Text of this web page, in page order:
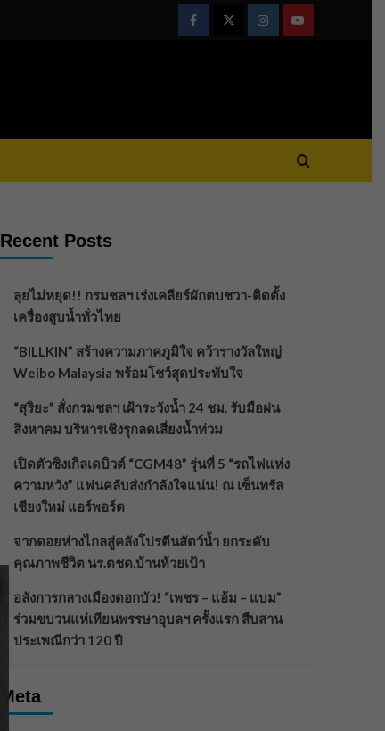
FacebookTwitterInstagramYoutube
Recent Posts
ลุยไม่หยุด!! กรมชลฯ เร่งเคลียร์ผักตบชวา-ติดตั้ง
เครื่องสูบน้ำทั่วไทย
“BILLKIN” สร้างความภาคภูมิใจ คว้ารางวัลใหญ่
Weibo Malaysia พร้อมโชว์สุดประทับใจ
“สุริยะ” สั่งกรมชลฯ เฝ้าระวังน้ำ 24 ชม. รับมือฝน
สิงหาคม บริหารเชิงรุกลดเสี่ยงน้ำท่วม
เปิดตัวซิงเกิลเดบิวต์ “CGM48” รุ่นที่ 5 “รถไฟแห่ง
ความหวัง” แฟนคลับส่งกำลังใจแน่น! ณ เซ็นทรัล
เชียงใหม่ แอร์พอร์ต
จากดอยห่างไกลสู่คลังโปรตีนสัตว์น้ำ ยกระดับ
คุณภาพชีวิต นร.ตชด.บ้านห้วยเป้า
อลังการกลางเมืองดอกบัว! “เพชร – แอ้ม – แบม”
ร่วมขบวนแห่เทียนพรรษาอุบลฯ ครั้งแรก สืบสาน
ประเพณีกว่า 120 ปี
Meta